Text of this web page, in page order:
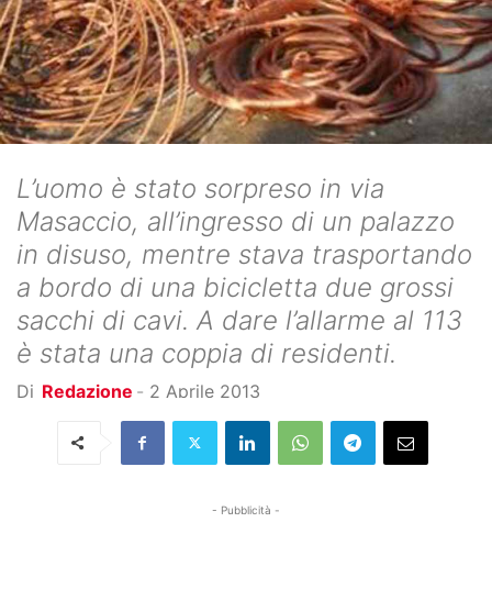
L’uomo è stato sorpreso in via
Masaccio, all’ingresso di un palazzo
in disuso, mentre stava trasportando
a bordo di una bicicletta due grossi
sacchi di cavi. A dare l’allarme al 113
è stata una coppia di residenti.
Di Redazione - 2 Aprile 2013
- Pubblicità -